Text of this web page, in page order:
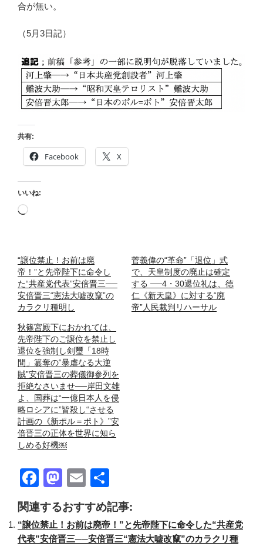
合が無い。
（5月3日記）
共有:
Facebook X
いいね:
読
中…
“譲位禁止！お前は廃
帝！”と先帝陛下に命令し
た“共産党代表”安倍晋三──
安倍晋三“憲法大嘘改竄”の
カラクリ種明し
菅義偉の“革命”「退位」式
で、天皇制度の廃止は確定
する ──4・30退位礼は、徳
仁《新天皇》に対する“廃
帝”人民裁判リハーサル
秋篠宮殿下におかれては、
先帝陛下のご譲位を禁止し
退位を強制し剣璽「18時
間」簒奪の“暴虐なる大逆
賊”安倍晋三の葬儀御参列を
拒絶なさいませ──岸田文雄
よ、国葬は“一億日本人を侵
略ロシアに”皆殺し“させる
計画の《新ポル＝ポト》”安
倍晋三の正体を世界に知ら
しめる好機￼
F
a
c
e
M
a
st
o
E
m
ail
有
関連するおすすめ記事:
“譲位禁止！お前は廃帝！”と先帝陛下に命令した“共産党
代表”安倍晋三──安倍晋三“憲法大嘘改竄”のカラクリ種